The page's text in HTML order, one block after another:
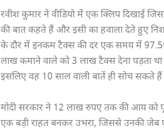
रवीश कुमार ने वीडियो में एक क्लिप दिखाई
की बात कहते हैं और इसी का हवाला देते हुए
के दौर में इनकम टैक्स की दर एक समय में
लाख कमाने वाले को 3 लाख टैक्स देना पड़ता
इसलिए वह 10 साल वाली बातें ही सोच सकते
मोदी सरकार ने 12 लाख रुपए तक की आय को
एक बड़ी राहत बनकर उभरा, जिससे उनकी